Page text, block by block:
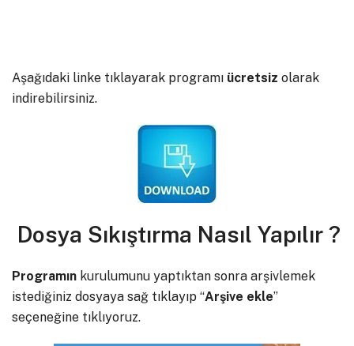
Aşağıdaki linke tıklayarak programı ücretsiz olarak
indirebilirsiniz.
Dosya Sıkıştırma Nasıl Yapılır ?
Programın kurulumunu yaptıktan sonra arşivlemek
istediğiniz dosyaya sağ tıklayıp “Arşive ekle”
seçeneğine tıklıyoruz.